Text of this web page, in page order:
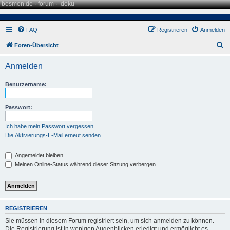
bosmon.de·forum·doku
FAQ Anmelden
Registrieren
Foren-Übersicht
Anmelden
Benutzername:
Passwort:
Ich habe mein Passwort vergessen
Die Aktivierungs-E-Mail erneut senden
Angemeldet bleiben
Meinen Online-Status während dieser Sitzung verbergen
REGISTRIEREN
Sie müssen in diesem Forum registriert sein, um sich anmelden zu können.